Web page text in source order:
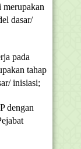
merupakan
dasar/
pada
tahap
inisiasi;
dengan